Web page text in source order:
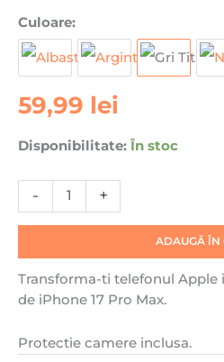
Culoare:
59,99 lei
Disponibilitate: În stoc
-
Cantitate
Husa
pentru
iPhone
Pro
Daden®
MagLens,
Slim,
wireless,
Magsafe,
inclusa,
+
ADAUGĂ ÎN
Transforma-ti telefonul Apple
de iPhone 17 Pro Max.
Protectie camere inclusa.